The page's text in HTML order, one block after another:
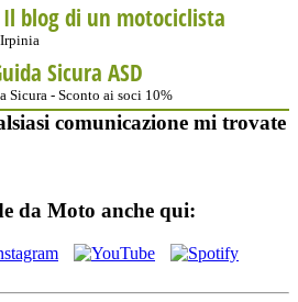
blog di un motociclista
Sicura ASD
Sicura - Sconto ai soci 10%
comunicazione mi trovate
da Moto anche qui: